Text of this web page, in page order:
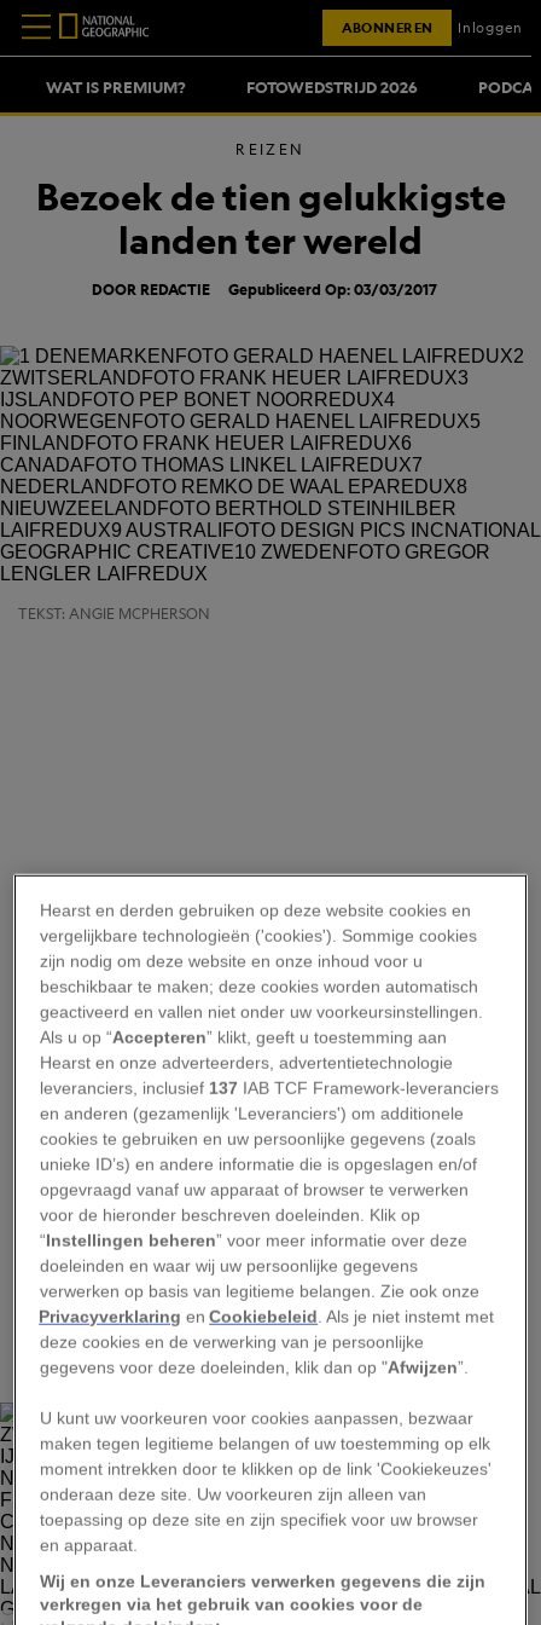
WAT IS PREMIUM? FOTOWEDSTRIJD 2026
ABONNEREN Inloggen
REIZEN
Bezoek de tien gelukkigste
landen ter wereld
DOOR REDACTIE Gepubliceerd Op: 03/03/2017
TEKST: ANGIE MCPHERSON
1
Hearst en derden gebruiken op deze website cookies en
vergelijkbare technologieën ('cookies'). Sommige cookies
zijn nodig om deze website en onze inhoud voor u
beschikbaar te maken; deze cookies worden automatisch
geactiveerd en vallen niet onder uw voorkeursinstellingen.
Als u op “Accepteren” klikt, geeft u toestemming aan
Hearst en onze adverteerders, advertentietechnologie
leveranciers, inclusief 137 IAB TCF Framework-leveranciers
en anderen (gezamenlijk 'Leveranciers') om additionele
cookies te gebruiken en uw persoonlijke gegevens (zoals
unieke ID’s) en andere informatie die is opgeslagen en/of
opgevraagd vanaf uw apparaat of browser te verwerken
voor de hieronder beschreven doeleinden. Klik op
“Instellingen beheren” voor meer informatie over deze
doeleinden en waar wij uw persoonlijke gegevens
verwerken op basis van legitieme belangen. Zie ook onze
Privacyverklaring enCookiebeleid. Als je niet instemt met
deze cookies en de verwerking van je persoonlijke
gegevens voor deze doeleinden, klik dan op "Afwijzen”.
U kunt uw voorkeuren voor cookies aanpassen, bezwaar
maken tegen legitieme belangen of uw toestemming op elk
moment intrekken door te klikken op de link 'Cookiekeuzes'
onderaan deze site. Uw voorkeuren zijn alleen van
toepassing op deze site en zijn specifiek voor uw browser
en apparaat.
Wij en onze Leveranciers verwerken gegevens die zijn
verkregen via het gebruik van cookies voor de